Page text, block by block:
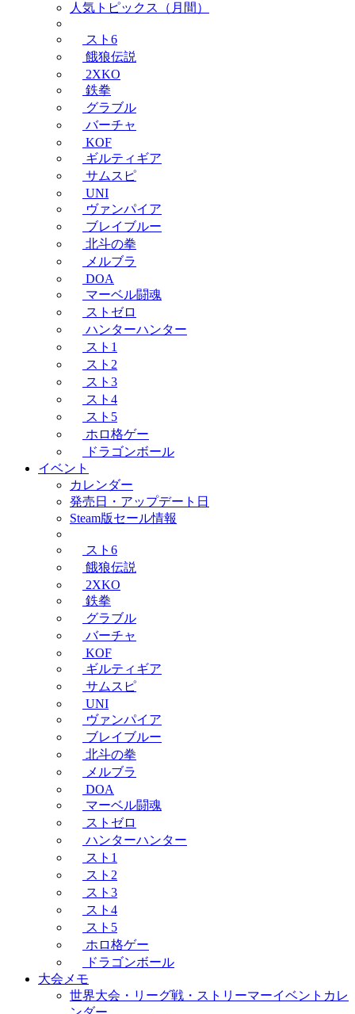
人気トピックス（月間）
スト6
餓狼伝説
2XKO
鉄拳
グラブル
バーチャ
KOF
ギルティギア
サムスピ
UNI
ヴァンパイア
ブレイブルー
北斗の拳
メルブラ
DOA
マーベル闘魂
ストゼロ
ハンターハンター
スト1
スト2
スト3
スト4
スト5
ホロ格ゲー
ドラゴンボール
イベント
カレンダー
発売日・アップデート日
Steam版セール情報
スト6
餓狼伝説
2XKO
鉄拳
グラブル
バーチャ
KOF
ギルティギア
サムスピ
UNI
ヴァンパイア
ブレイブルー
北斗の拳
メルブラ
DOA
マーベル闘魂
ストゼロ
ハンターハンター
スト1
スト2
スト3
スト4
スト5
ホロ格ゲー
ドラゴンボール
大会メモ
世界大会・リーグ戦・ストリーマーイベントカレ